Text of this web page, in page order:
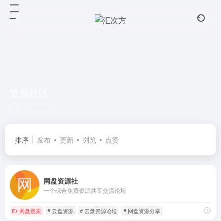
排序 发布 更新 浏览 点赞
网盘资源社
一个综合免费资源共享交流论坛
网盘搜索 # 云盘资源 # 云盘资源论坛 # 网盘资源分享